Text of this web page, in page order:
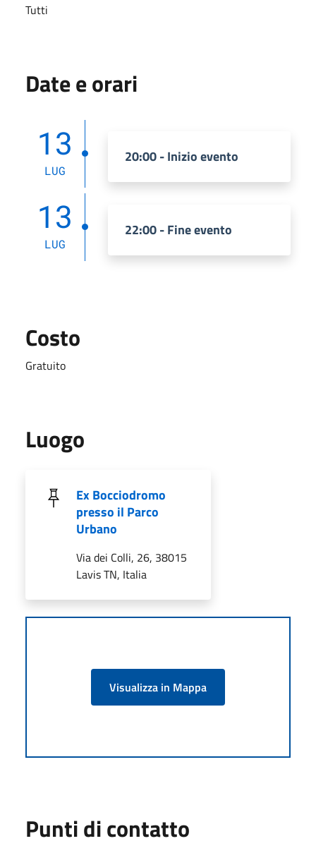
Tutti
Date e orari
13
LUG
20:00 - Inizio evento
13
LUG
22:00 - Fine evento
Costo
Gratuito
Luogo
Ex Bocciodromo
presso il Parco
Urbano
Via dei Colli, 26, 38015
Lavis TN, Italia
Visualizza in Mappa
Punti di contatto